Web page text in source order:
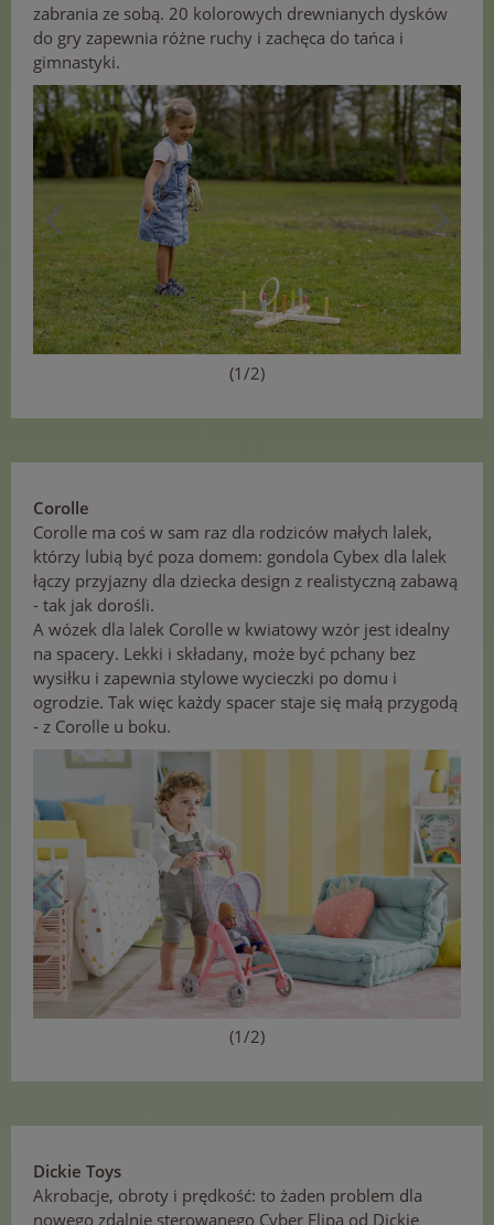
zabrania ze sobą. 20 kolorowych drewnianych dysków
do gry zapewnia różne ruchy i zachęca do tańca i
gimnastyki.
(1/2)
Corolle
Corolle ma coś w sam raz dla rodziców małych lalek,
którzy lubią być poza domem: gondola Cybex dla lalek
łączy przyjazny dla dziecka design z realistyczną zabawą
- tak jak dorośli.
A wózek dla lalek Corolle w kwiatowy wzór jest idealny
na spacery. Lekki i składany, może być pchany bez
wysiłku i zapewnia stylowe wycieczki po domu i
ogrodzie. Tak więc każdy spacer staje się małą przygodą
- z Corolle u boku.
(1/2)
Dickie Toys
Akrobacje, obroty i prędkość: to żaden problem dla
nowego zdalnie sterowanego Cyber Flipa od Dickie